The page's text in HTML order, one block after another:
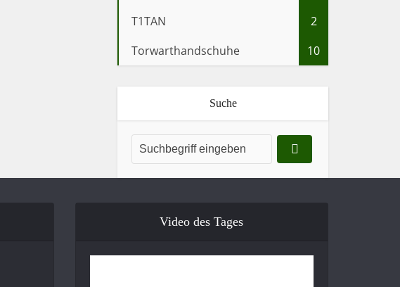
T1TAN
2
Torwarthandschuhe
10
Suche
Video des Tages